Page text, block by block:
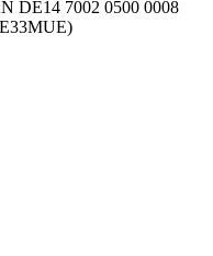
DE14 7002 0500 0008